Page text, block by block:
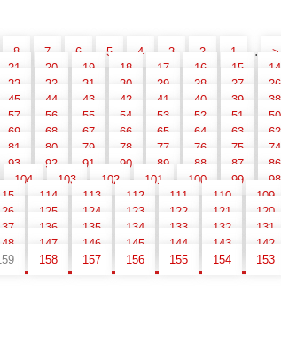
<
..
1
2
3
4
5
6
7
8
14
15
16
17
18
19
20
21
26
27
28
29
30
31
32
33
38
39
40
41
42
43
44
45
50
51
52
53
54
55
56
57
62
63
64
65
66
67
68
69
74
75
76
77
78
79
80
81
86
87
88
89
90
91
92
93
98
99
100
101
102
103
104
109
110
111
112
113
114
120
121
122
123
124
125
131
132
133
134
135
136
142
143
144
145
146
147
153
154
155
156
157
158